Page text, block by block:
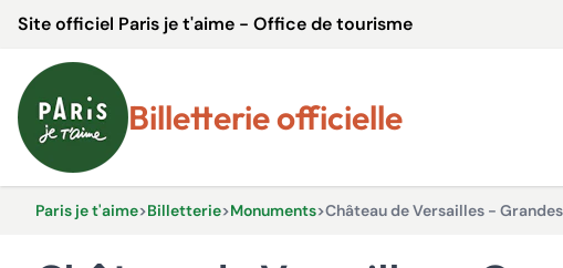
Site officiel Paris je t'aime - Office de tourisme
Billetterie officielle
Paris je t'aime>Billetterie>Monuments>Château de Versailles -